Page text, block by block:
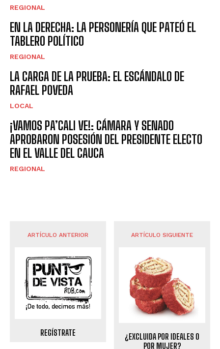
REGIONAL
EN LA DERECHA: LA PERSONERÍA QUE PATEÓ EL
TABLERO POLÍTICO
REGIONAL
LA CARGA DE LA PRUEBA: EL ESCÁNDALO DE
RAFAEL POVEDA
LOCAL
¡VAMOS PA’CALI VE!: CÁMARA Y SENADO
APROBARON POSESIÓN DEL PRESIDENTE ELECTO
EN EL VALLE DEL CAUCA
REGIONAL
ARTÍCULO ANTERIOR
REGÍSTRATE
ARTÍCULO SIGUIENTE
¿EXCLUIDA POR IDEALES O
POR MUJER?